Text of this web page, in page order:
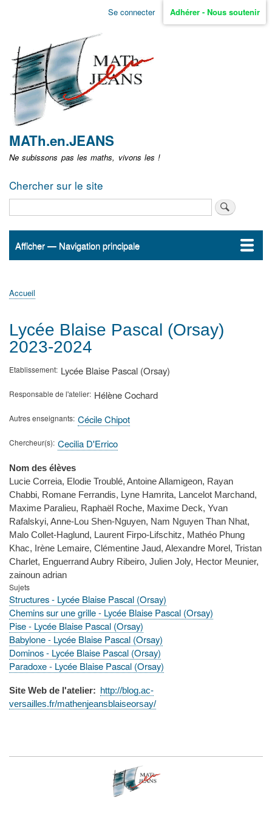
Aller
non
identifié
Se connecter Adhérer - Nous soutenir
MATh.en.JEANS
Ne subissons pas les maths, vivons les !
Chercher sur le site
Navigation
Afficher — Navigation principale
Accueil
ActualitésMATh.en.JEANS ?
Régions et Ateliers
Créer, gérer un atelier
Sujets/Publications
Congrès
d'Ariane
Accueil
Lycée Blaise Pascal (Orsay)
2023-2024
Etablissement Lycée Blaise Pascal (Orsay)
Responsable de l'atelier Hélène Cochard
Autres enseignants Cécile Chipot
Chercheur(s) Cecilia D'Errico
Nom des élèves
Lucie Correia, Elodie Troublé, Antoine Allamigeon, Rayan
Chabbi, Romane Ferrandis, Lyne Hamrita, Lancelot Marchand,
Maxime Paralieu, Raphaël Roche, Maxime Deck, Yvan
Rafalskyi, Anne-Lou Shen-Nguyen, Nam Nguyen Than Nhat,
Malo Collet-Haglund, Laurent Firpo-Lifschitz, Mathéo Phung
Khac, Irène Lemaire, Clémentine Jaud, Alexandre Morel, Tristan
Charlet, Enguerrand Aubry Ribeiro, Julien Joly, Hector Meunier,
zainoun adrian
Sujets
Structures - Lycée Blaise Pascal (Orsay)
Chemins sur une grille - Lycée Blaise Pascal (Orsay)
Pise - Lycée Blaise Pascal (Orsay)
Babylone - Lycée Blaise Pascal (Orsay)
Dominos - Lycée Blaise Pascal (Orsay)
Paradoxe - Lycée Blaise Pascal (Orsay)
Site Web de l'atelier
http://blog.ac-
versailles.fr/mathenjeansblaiseorsay/